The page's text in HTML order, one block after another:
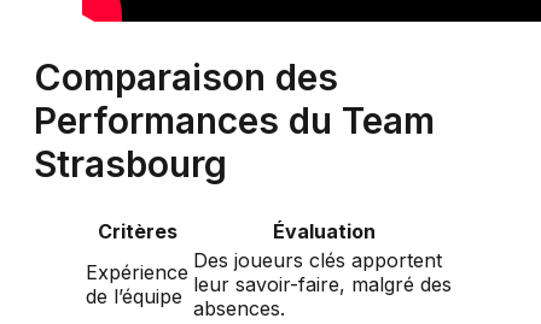
Comparaison des
Performances du Team
Strasbourg
Critères
Évaluation
Expérience
de l’équipe
Des joueurs clés apportent
leur savoir-faire, malgré des
absences.